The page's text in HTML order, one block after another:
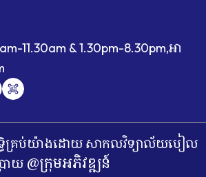
11.30am & 1.30pm-8.30pm,អា
ធិគ្រប់យ៉ាងដោយ សាកលវិទ្យាល័យបៀល
ាយ@ក្រុមអភិវឌ្ឍន៍